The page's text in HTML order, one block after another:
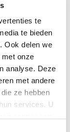
te
te bieden
Ook delen we
onze
analyse. Deze
met andere
ze hebben
services. U
(2021), het
de
en de
Verder
Sonneville:
Roggeman,
Met
hij de